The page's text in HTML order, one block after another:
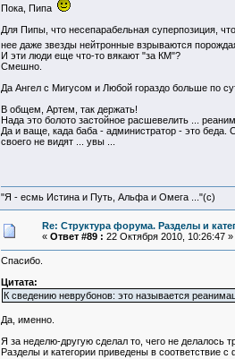
Пока, Пипа
Для Пипы, что несепарабельная суперпозиция,
нее даже звезды нейтронные взрываются
И эти люди еще что-то вякают "за КМ"?
Смешно.
Да Ангел с Мигусом и Любой гораздо больше по
В общем, Артем, так держать!
Нада это болото застойное расшевелить ...
Да и ваще, када баба - администратор - это
своего не видят ... увы ...
"Я - есмь Истина и Путь, Альфа и Омега ..."(с)
Re: Структура форума. Разделы и
« Ответ #89 : 22 Октября 2010, 10:26:47 »
Спасибо.
Цитата:
К сведению неврубонов: это называется
Да, именно.
Я за неделю-другую сделал то, чего не делалось
Разделы и категории приведены в соответствие